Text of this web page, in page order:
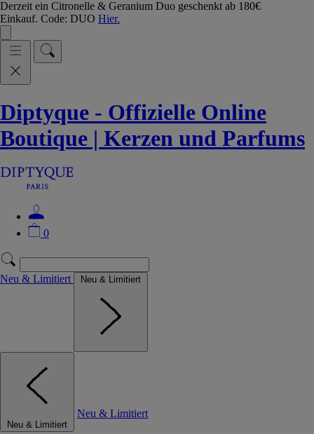
Derzeit ein Citronelle & Geranium Duo geschenkt ab 180€
Einkauf. Code: DUO Hier.
Diptyque - Offizielle Online
Boutique | Kerzen und Parfums
0
Neu & Limitiert Neu & Limitiert
Neu & Limitiert
Neu & Limitiert